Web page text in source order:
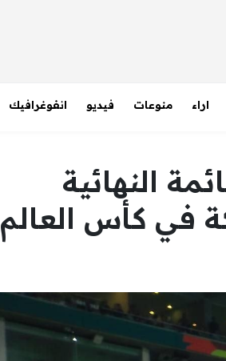
اراء منوعات فيديو انفوغرافيك
النهائية
في كأس العالم